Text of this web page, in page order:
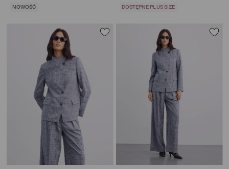
NOWOŚĆ DOSTĘPNE PLUS SIZE